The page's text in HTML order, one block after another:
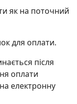
як на поточний
для оплати.
після
оплати
електронну